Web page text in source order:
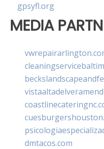
gpsyfl.org
MEDIA
dmtacos.com